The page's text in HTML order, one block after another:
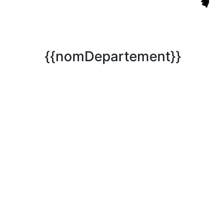
{{nomDepartement}}